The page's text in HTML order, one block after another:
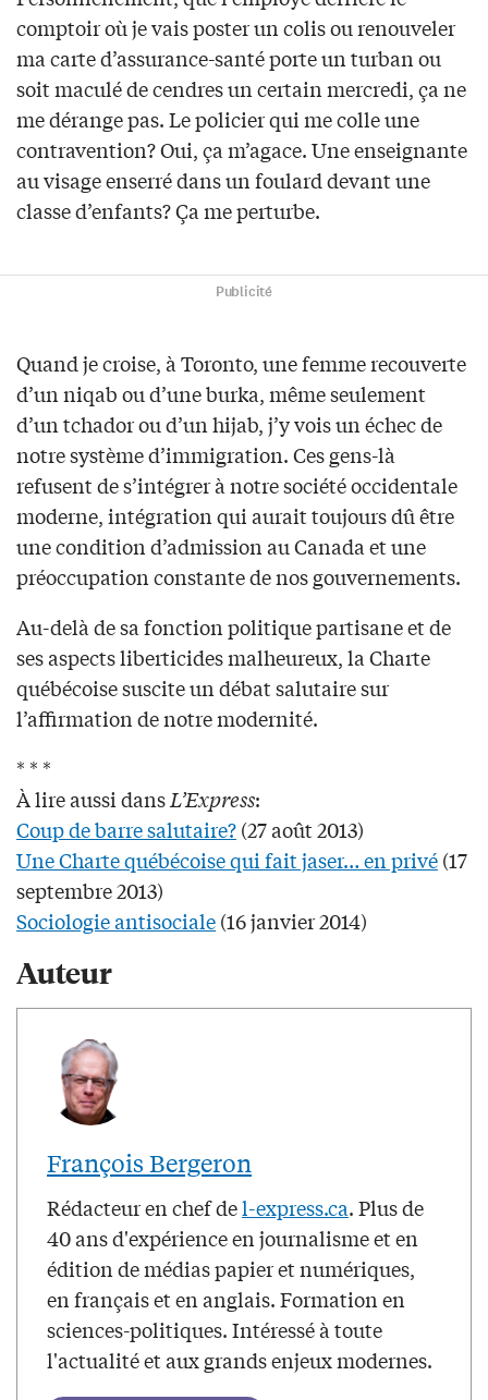
comptoir où je vais poster un colis ou renouveler
ma carte d’assurance-santé porte un turban ou
soit maculé de cendres un certain mercredi, ça ne
me dérange pas. Le policier qui me colle une
contravention? Oui, ça m’agace. Une enseignante
au visage enserré dans un foulard devant une
classe d’enfants? Ça me perturbe.
Publicité
Quand je croise, à Toronto, une femme recouverte
d’un niqab ou d’une burka, même seulement
d’un tchador ou d’un hijab, j’y vois un échec de
notre système d’immigration. Ces gens-là
refusent de s’intégrer à notre société occidentale
moderne, intégration qui aurait toujours dû être
une condition d’admission au Canada et une
préoccupation constante de nos gouvernements.
Au-delà de sa fonction politique partisane et de
ses aspects liberticides malheureux, la Charte
québécoise suscite un débat salutaire sur
l’affirmation de notre modernité.
* * *
À lire aussi dansL’Express:
Coup de barre salutaire?(27 août 2013)
Une Charte québécoise qui fait jaser… en privé(17
septembre 2013)
Sociologie antisociale(16 janvier 2014)
Auteur
François Bergeron
Rédacteur en chef del-express.ca. Plus de
40 ans d'expérience en journalisme et en
édition de médias papier et numériques,
en français et en anglais. Formation en
sciences-politiques. Intéressé à toute
l'actualité et aux grands enjeux modernes.